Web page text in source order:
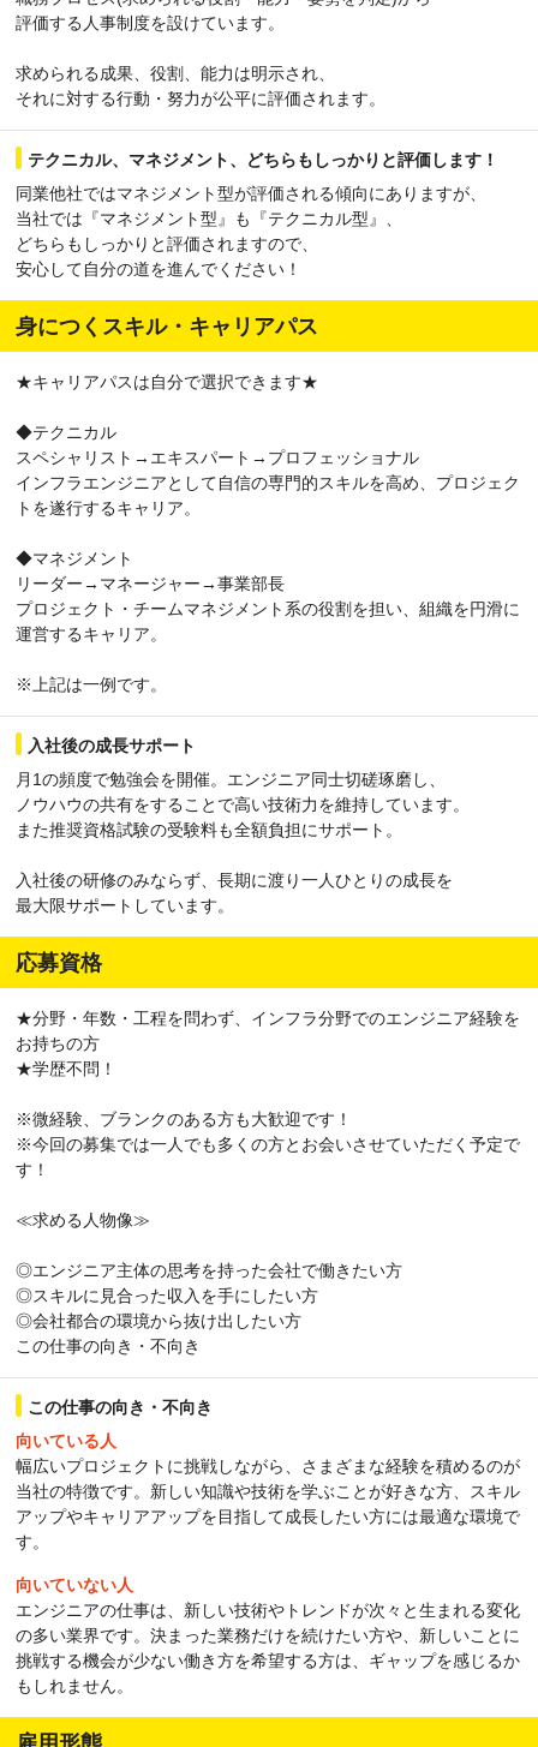
評価する人事制度を設けています。
求められる成果、役割、能力は明示され、
それに対する行動・努力が公平に評価されます。
テクニカル、マネジメント、どちらもしっかりと評価します！
同業他社ではマネジメント型が評価される傾向にありますが、
当社では『マネジメント型』も『テクニカル型』、
どちらもしっかりと評価されますので、
安心して自分の道を進んでください！
身につくスキル・キャリアパス
★キャリアパスは自分で選択できます★
◆テクニカル
スペシャリスト→エキスパート→プロフェッショナル
インフラエンジニアとして自信の専門的スキルを高め、プロジェク
トを遂行するキャリア。
◆マネジメント
リーダー→マネージャー→事業部長
プロジェクト・チームマネジメント系の役割を担い、組織を円滑に
運営するキャリア。
※上記は一例です。
入社後の成長サポート
月1の頻度で勉強会を開催。エンジニア同士切磋琢磨し、
ノウハウの共有をすることで高い技術力を維持しています。
また推奨資格試験の受験料も全額負担にサポート。
入社後の研修のみならず、長期に渡り一人ひとりの成長を
最大限サポートしています。
応募資格
★分野・年数・工程を問わず、インフラ分野でのエンジニア経験を
お持ちの方
★学歴不問！
※微経験、ブランクのある方も大歓迎です！
※今回の募集では一人でも多くの方とお会いさせていただく予定で
す！
≪求める人物像≫
◎エンジニア主体の思考を持った会社で働きたい方
◎スキルに見合った収入を手にしたい方
◎会社都合の環境から抜け出したい方
この仕事の向き・不向き
この仕事の向き・不向き
向いている人
幅広いプロジェクトに挑戦しながら、さまざまな経験を積めるのが
当社の特徴です。新しい知識や技術を学ぶことが好きな方、スキル
アップやキャリアアップを目指して成長したい方には最適な環境で
す。
向いていない人
エンジニアの仕事は、新しい技術やトレンドが次々と生まれる変化
の多い業界です。決まった業務だけを続けたい方や、新しいことに
挑戦する機会が少ない働き方を希望する方は、ギャップを感じるか
もしれません。